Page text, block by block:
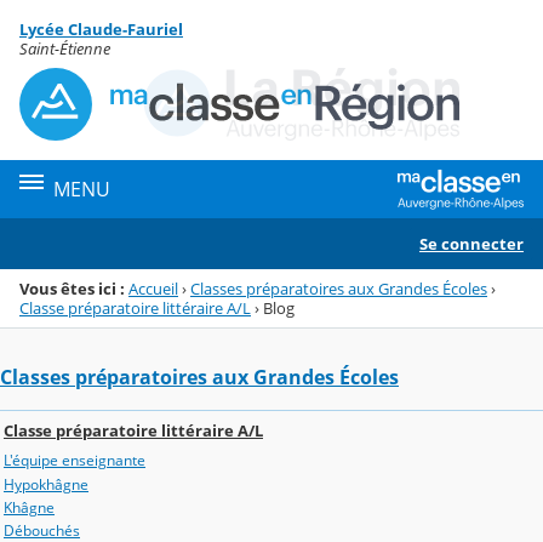
Menu de la rubrique
Contenu
Lycée Claude-Fauriel
Saint-Étienne
MENU
Se connecter
Vous êtes ici : Accueil›Classes préparatoires aux Grandes Écoles›
Classe préparatoire littéraire A/L › Blog
Classes préparatoires aux Grandes Écoles
Classe préparatoire littéraire A/L
L'équipe enseignante
Hypokhâgne
Khâgne
Débouchés